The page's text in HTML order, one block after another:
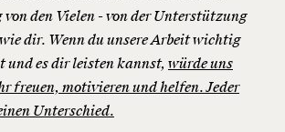
den Vielen - von der Unterstützung
dir. Wenn du unsere Arbeit wichtig
und es dir leisten kannst, würde uns
freuen, motivieren und helfen. Jeder
Unterschied.